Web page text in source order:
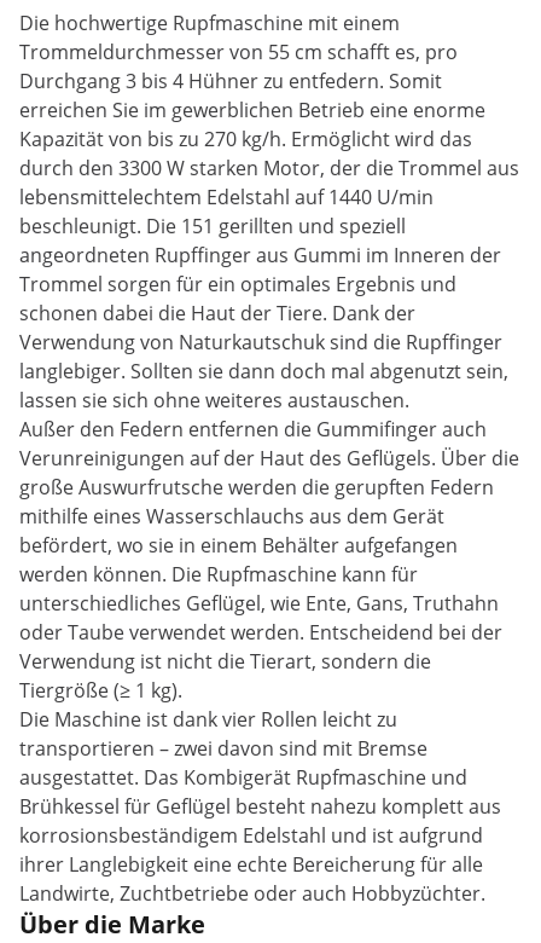
Die hochwertige Rupfmaschine mit einem
Trommeldurchmesser von 55 cm schafft es, pro
Durchgang 3 bis 4 Hühner zu entfedern. Somit
erreichen Sie im gewerblichen Betrieb eine enorme
Kapazität von bis zu 270 kg/h. Ermöglicht wird das
durch den 3300 W starken Motor, der die Trommel aus
lebensmittelechtem Edelstahl auf 1440 U/min
beschleunigt. Die 151 gerillten und speziell
angeordneten Rupffinger aus Gummi im Inneren der
Trommel sorgen für ein optimales Ergebnis und
schonen dabei die Haut der Tiere. Dank der
Verwendung von Naturkautschuk sind die Rupffinger
langlebiger. Sollten sie dann doch mal abgenutzt sein,
lassen sie sich ohne weiteres austauschen.
Außer den Federn entfernen die Gummifinger auch
Verunreinigungen auf der Haut des Geflügels. Über die
große Auswurfrutsche werden die gerupften Federn
mithilfe eines Wasserschlauchs aus dem Gerät
befördert, wo sie in einem Behälter aufgefangen
werden können. Die Rupfmaschine kann für
unterschiedliches Geflügel, wie Ente, Gans, Truthahn
oder Taube verwendet werden. Entscheidend bei der
Verwendung ist nicht die Tierart, sondern die
Tiergröße (≥ 1 kg).
Die Maschine ist dank vier Rollen leicht zu
transportieren – zwei davon sind mit Bremse
ausgestattet. Das Kombigerät Rupfmaschine und
Brühkessel für Geflügel besteht nahezu komplett aus
korrosionsbeständigem Edelstahl und ist aufgrund
ihrer Langlebigkeit eine echte Bereicherung für alle
Landwirte, Zuchtbetriebe oder auch Hobbyzüchter.
Über die Marke